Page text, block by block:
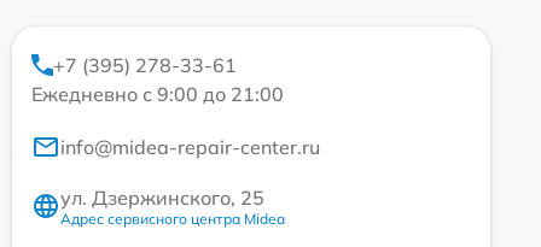
+7 (395) 278-33-61
Ежедневно с 9:00 до 21:00
info@midea-repair-center.ru
ул. Дзержинского, 25
Адрес сервисного центра Midea